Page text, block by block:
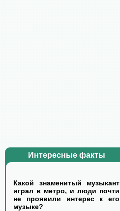
Интересные факты
Какой знаменитый музыкант
играл в метро, и люди почти
не проявили интерес к его
музыке?